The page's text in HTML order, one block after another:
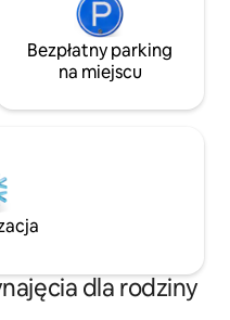
Bezpłatny parking
na miejscu
dla rodziny